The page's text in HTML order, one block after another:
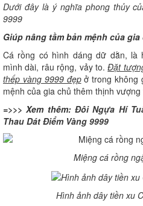
Dưới đây là ý nghĩa phong thủy
9999
Giúp nâng tầm bản mệnh của
Cá rồng có hình dáng dữ dằn, là
mình dài, râu rộng, vảy to.Đặt
thếp vàng 9999 đẹpở trong không
mệnh của gia chủ thêm thịnh
=>>> Xem thêm:Đôi Ngựa Hí
Thau Dát Điểm Vàng 9999
Miệng cá rồng
Hình ảnh dây tiền xu